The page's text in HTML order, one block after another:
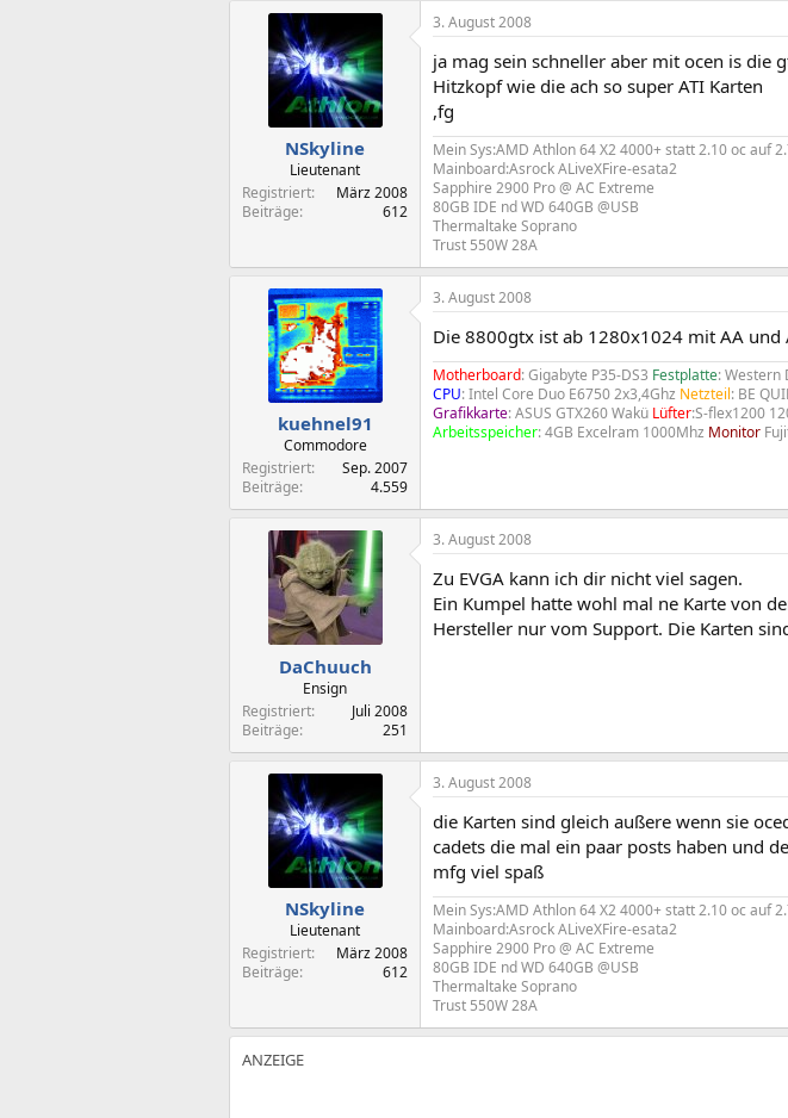
NSkyline
Lieutenant
Registriert
März 2008
Beiträge
612
3. August 2008
ja mag sein schneller aber mit ocen is die
Hitzkopf wie die ach so super ATI Karten
,fg
Mein Sys:AMD Athlon 64 X2 4000+ statt 2.10 oc auf
Mainboard:Asrock ALiveXFire-esata2
Sapphire 2900 Pro @ AC Extreme
80GB IDE nd WD 640GB @USB
Thermaltake Soprano
Trust 550W 28A
kuehnel91
Commodore
Registriert
Sep. 2007
Beiträge
4.559
3. August 2008
Die 8800gtx ist ab 1280x1024 mit AA und
Motherboard: Gigabyte P35-DS3 Festplatte: Western
CPU: Intel Core Duo E6750 2x3,4Ghz Netzteil: BE
Grafikkarte: ASUS GTX260 Wakü Lüfter:S-flex1200
Arbeitsspeicher: 4GB Excelram 1000Mhz Monitor
DaChuuch
Ensign
Registriert
Juli 2008
Beiträge
251
3. August 2008
Zu EVGA kann ich dir nicht viel sagen.
Ein Kumpel hatte wohl mal ne Karte von
Hersteller nur vom Support. Die Karten
NSkyline
Lieutenant
Registriert
März 2008
Beiträge
612
3. August 2008
die Karten sind gleich außere wenn sie
cadets die mal ein paar posts haben und
mfg viel spaß
Mein Sys:AMD Athlon 64 X2 4000+ statt 2.10 oc auf
Mainboard:Asrock ALiveXFire-esata2
Sapphire 2900 Pro @ AC Extreme
80GB IDE nd WD 640GB @USB
Thermaltake Soprano
Trust 550W 28A